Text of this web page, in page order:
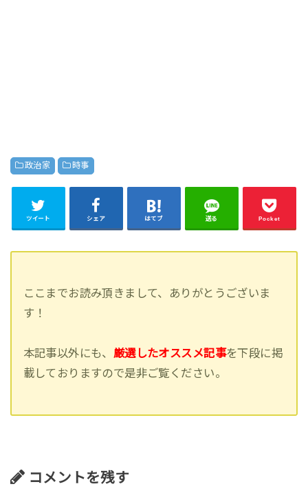
政治家 時事
ツイート シェア はてブ 送る Pocket
ここまでお読み頂きまして、ありがとうございま
す！
本記事以外にも、 厳選したオススメ記事を下段に掲
載しておりますので是非ご覧ください。
コメントを残す